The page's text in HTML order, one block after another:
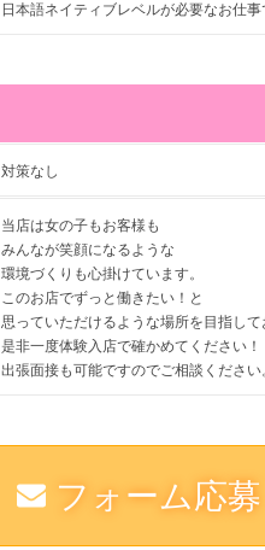
日本語ネイティブレベルが必要なお仕事
対策なし
当店は女の子もお客様も
みんなが笑顔になるような
環境づくりも心掛けています。
このお店でずっと働きたい！と
思っていただけるような場所を目指して
是非一度体験入店で確かめてください！
出張面接も可能ですのでご相談ください
フォーム応募